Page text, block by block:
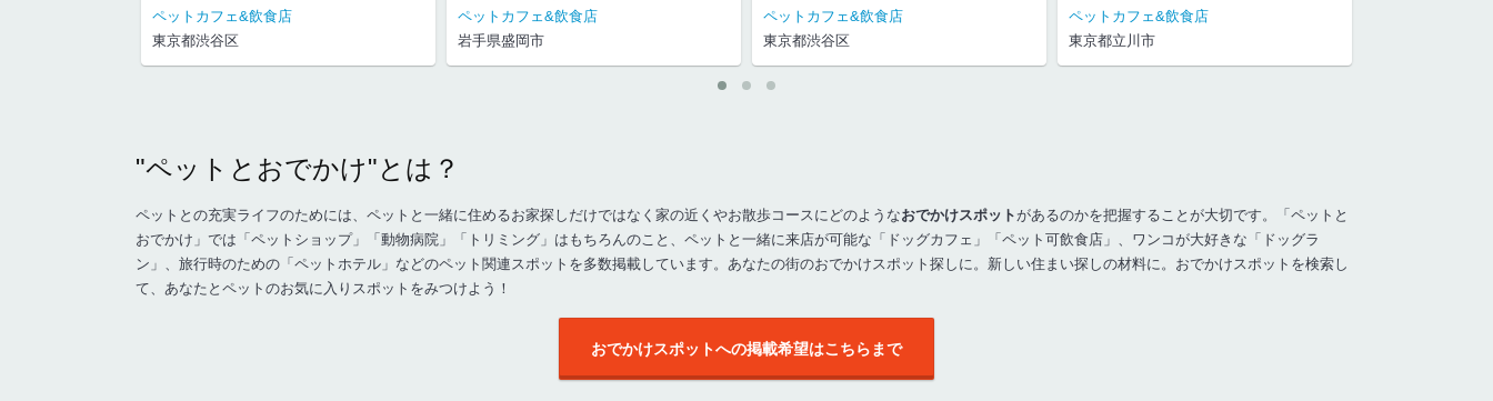
ペットカフェ&飲食店
東京都渋谷区
ペットカフェ&飲食店
岩手県盛岡市
ペットカフェ&飲食店
東京都渋谷区
ペットカフェ&飲食店
東京都立川市
"ペットとおでかけ"とは？
ペットとの充実ライフのためには、ペットと一緒に住めるお家探しだけではなく家の近くやお散歩コースにどのようなおでかけスポットがあるのかを把握することが大切です。「ペットと
おでかけ」では「ペットショップ」「動物病院」「トリミング」はもちろんのこと、ペットと一緒に来店が可能な「ドッグカフェ」「ペット可飲食店」、ワンコが大好きな「ドッグラ
ン」、旅行時のための「ペットホテル」などのペット関連スポットを多数掲載しています。あなたの街のおでかけスポット探しに。新しい住まい探しの材料に。おでかけスポットを検索し
て、あなたとペットのお気に入りスポットをみつけよう！
おでかけスポットへの掲載希望はこちらまで